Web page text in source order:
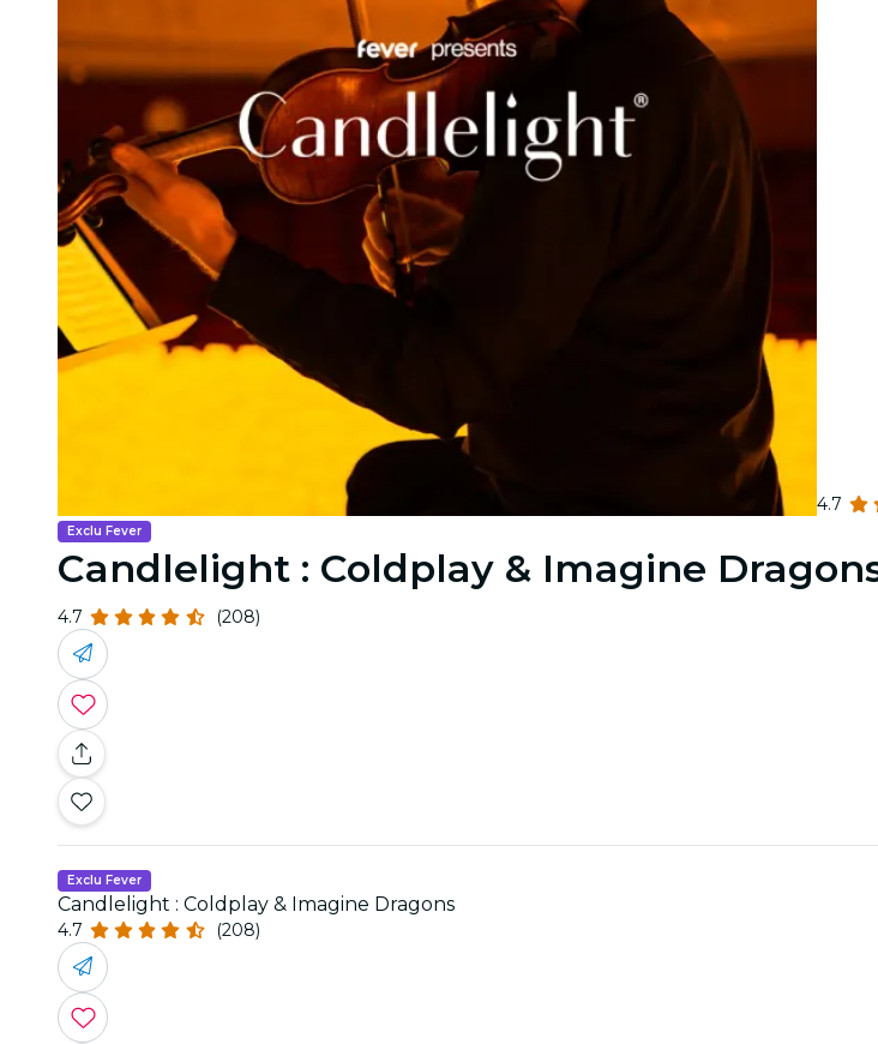
4.7
Exclu Fever
Candlelight : Coldplay & Imagine
4.7 (208)
Exclu Fever
Candlelight : Coldplay & Imagine Dragons
4.7 (208)